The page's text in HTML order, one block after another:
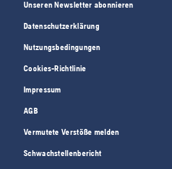
Unseren Newsletter abonnieren
Datenschutzerklärung
Nutzungsbedingungen
Cookies-Richtlinie
Impressum
AGB
Vermutete Verstöße melden
Schwachstellenbericht